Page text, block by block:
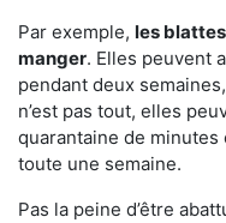
Par exemple, les
manger. Elles peuvent
pendant deux
n’est pas tout, elles
quarantaine de
toute une semaine.
Pas la peine d’être